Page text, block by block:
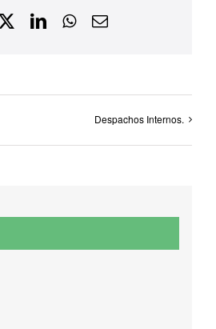
X LinkedInWhatsApp
E-
Despachos Internos.